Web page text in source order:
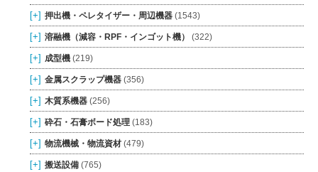
[+] 押出機・ペレタイザー・周辺機器 (1543)
[+] 溶融機（減容・RPF・インゴット機） (322)
[+] 成型機 (219)
[+] 金属スクラップ機器 (356)
[+] 木質系機器 (256)
[+] 砕石・石膏ボード処理 (183)
[+] 物流機械・物流資材 (479)
[+] 搬送設備 (765)